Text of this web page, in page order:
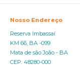
Nosso Endereço
Reserva Imbassaí
KM 66, BA -099
Mata de são João - BA
CEP: 48280-000